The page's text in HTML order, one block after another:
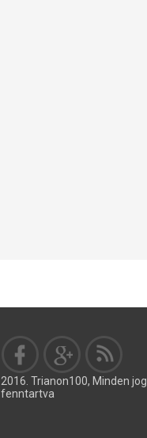
2016. Trianon100, Minden jog
fenntartva